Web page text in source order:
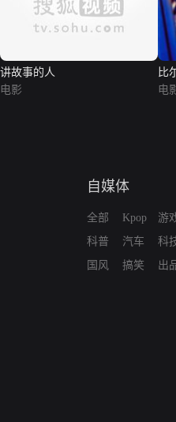
讲故事的人
电影
比
电
自媒体
全部
科普
国风
Kpop
汽车
搞笑
游
科
出